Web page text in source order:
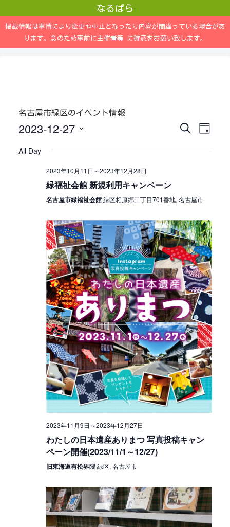
なるぱら
掲載情報は事情により変更や中止となったり内容が間違っている場合があ
ります。念のため事前に主催者等 に確認をお願い致します。
名古屋市緑区のイベント情報
E
v
t
s
S
e
a
r
c
h
a
n
d
e
N
a
S
r
E
v
V
i
e
w
s
N
a
v
i
g
a
D
2023-12-27
All Day
2023年10月11日 ～2023年12月28日
緑福祉会館 新規利用キャンペーン
名古屋市緑福祉会館緑区相原郷二丁目701番地, 名古屋市
2023年11月9日 ～2023年12月27日
わたしの日本遺産ありまつ 写真投稿キャン
ペーン開催(2023/11/1～12/27)
旧東海道有松界隈緑区, 名古屋市